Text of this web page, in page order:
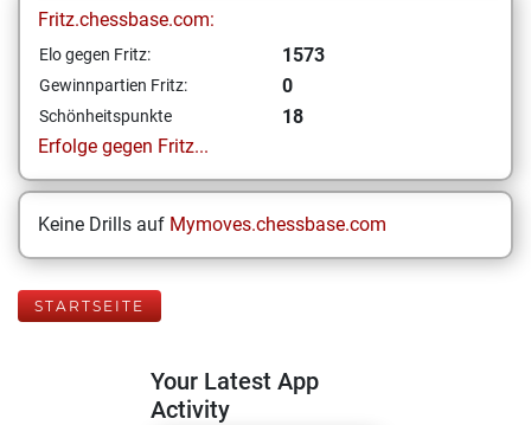
Fritz.chessbase.com:
Elo gegen Fritz: 1573
Gewinnpartien Fritz: 0
Schönheitspunkte
18
Erfolge gegen Fritz...
Keine Drills auf Mymoves.chessbase.com
STARTSEITE
Your Latest App
Activity